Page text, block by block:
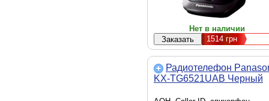
Нет в наличии
1514 грн
Радиотелефон
KX-TG6521UAB Черный